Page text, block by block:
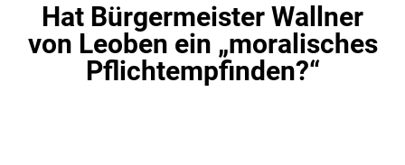
Hat Bürgermeister Wallner
von Leoben ein „moralisches
Pflichtempfinden?“